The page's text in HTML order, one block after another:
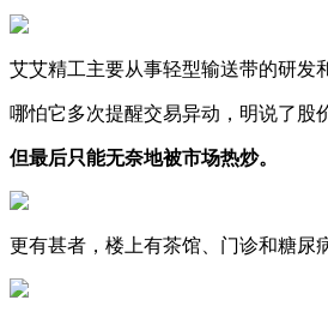
艾艾精工主要从事轻型输送带的研发
哪怕它多次提醒交易异动，明说了股
但最后只能无奈地被市场热炒。
更有甚者，楼上有茶馆、门诊和糖尿